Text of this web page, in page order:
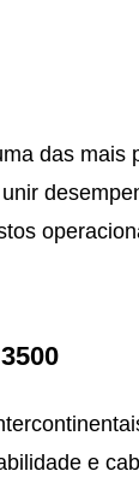
das mais
e